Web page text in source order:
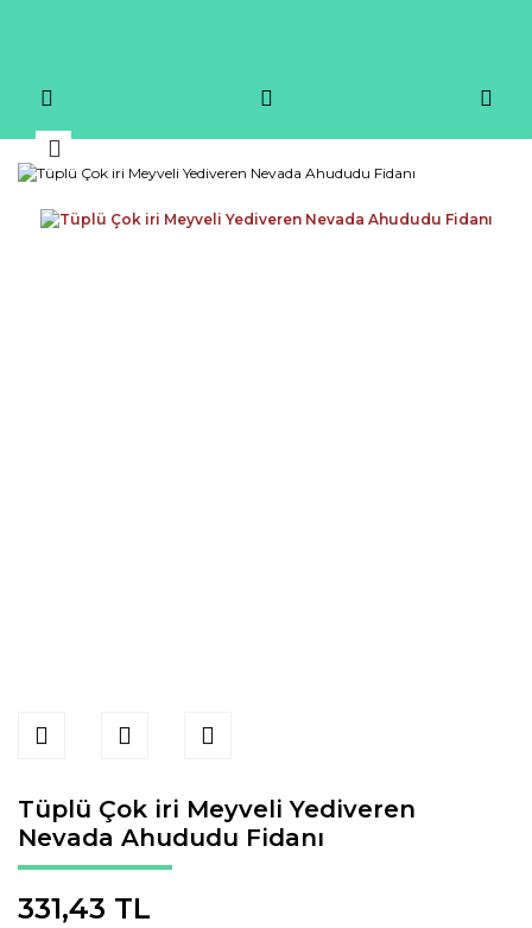
Tüplü Çok iri Meyveli Yediveren
Nevada Ahududu Fidanı
331,43 TL